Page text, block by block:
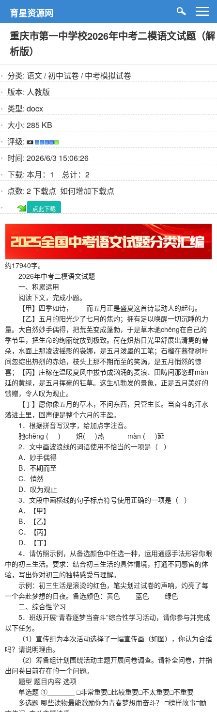
育星资源网
重庆市第一中学校2026年中考二模语文试题（解
析版）
分类: 语文/初中试卷/中考模拟试卷
版本: 人教版
类型: docx
大小: 285 KB
评级:
时间: 2026/6/3 15:06:26
下载: 本月：1 总计：2
点数: 2 下载点 如何增加下载点
点此下载
约17940字。
2026年中考二模语文试题
一、积累运用
阅读下文，完成小题。
【甲】四季如诗，——而五月正是盛夏这首诗最动人的起句。
【乙】五月的阳光少了七月的焦灼；拥有足以唤醒一切沉睡的力
量。大自然妙手偶得，把荒芜变成蓬勃，于是草木驰chěng在自己的
季节里，把生命的绚丽绽放到极致。荷在炽热日光里舒展出清隽的骨
朵，水面上那凌波摇影的袅娜，是五月泼墨的工笔；石榴在蓊郁树叶
间忽绽出热烈的赤焰，枝头上那不期而至的笑涡，是五月悄然的惊
喜；【丙】庄稼在温暖夏风中拔节成汹涌的麦浪、田畴间那恣肆màn
延的黄绿，是五月挥毫的狂草。这生机勃发的景象，正是五月美好的
馈赠，令人叹为观止。
【丁】愿你像五月的草木，不问东西，只管生长。当奋斗的汗水
落进土里，回声便是整个六月的丰盈。
1．根据拼音写汉字，给加点字注音。
驰chěng ( ) 炽( )热 màn ( )延
2．文中画波浪线的词语使用不恰当的一项是（ ）
A．妙手偶得
B．不期而至
C．悄然
D．叹为观止
3．文段中画横线的句子标点符号使用正确的一项是（ ）
A．【甲】
B．【乙】
C．【丙】
D．【丁】
4．请仿照示例，从备选颜色中任选一种，运用通感手法形容你眼
中的初三生活。要求：结合初三生活的具体情境，打通不同感官的体
验，写出你对初三的独特感受与理解。
示例：初三生活是滚烫的红色，笔尖划过试卷的声响，灼亮了每
一个奔赴梦想的日夜。备选颜色：黄色 蓝色 绿色
二、综合性学习
5．班级开展“青春逐梦当奋斗”综合性学习活动，请你参与并完成
以下任务。
（1）宣传组为本次活动选择了一幅宣传画（如图），你认为合适
吗？请说明理由。
（2）筹备组计划围绕活动主题开展问卷调查。请补全问卷，并指
出问卷目前存在的一个问题。
题型 题目内容 选项
单选题 ①_______ □非常重要□比较重要□不太重要□不重要
多选题 哪些读物最能激励你为青春梦想而奋斗？ □榜样故事□励